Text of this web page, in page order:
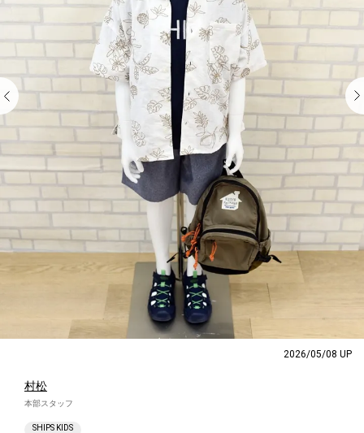
2026/05/08 UP
村松
本部スタッフ
SHIPS KIDS